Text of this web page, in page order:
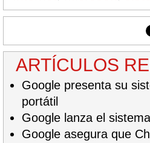
ARTÍCULOS
Google presenta su
portátil
Google lanza el
Google asegura que